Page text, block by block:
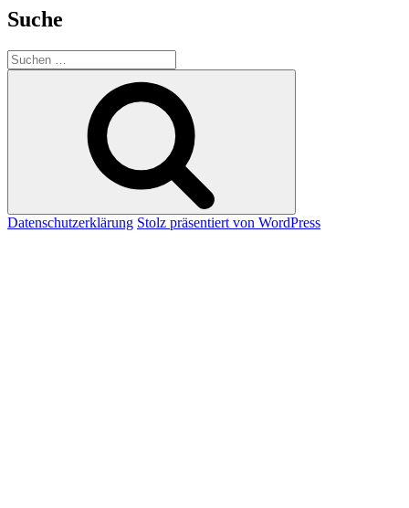
Suche
Suchen
nach:
Datenschutzerklärung Stolz präsentiert von WordPress